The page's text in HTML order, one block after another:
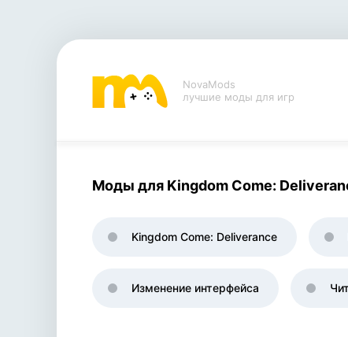
NovaMods
лучшие моды для игр
Моды для Kingdom Come:
Kingdom Come: Deliverance
Изменение интерфейса